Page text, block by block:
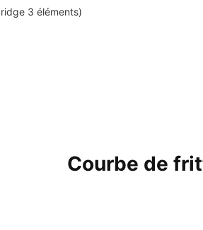
3 éléments)
Courbe de